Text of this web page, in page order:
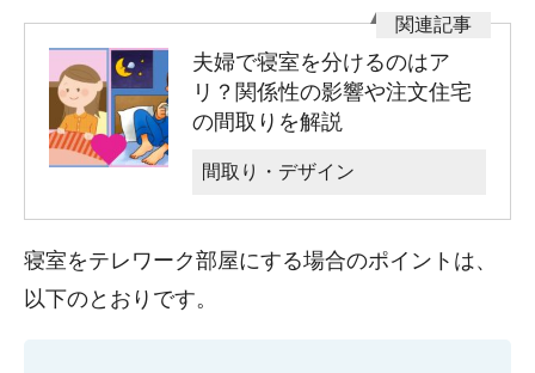
夫婦で寝室を分けるのはア
リ？関係性の影響や注文住宅
の間取りを解説
間取り・デザイン
寝室をテレワーク部屋にする場合のポイントは、
以下のとおりです。